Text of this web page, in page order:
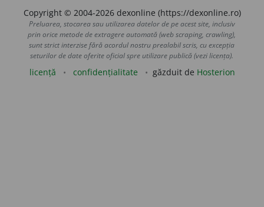
Copyright © 2004-2026 dexonline (https://dexonline.ro)
Preluarea, stocarea sau utilizarea datelor de pe acest site, inclusiv
prin orice metode de extragere automată (web scraping, crawling),
sunt strict interzise fără acordul nostru prealabil scris, cu excepția
seturilor de date oferite oficial spre utilizare publică (vezi licența).
licență confidențialitate găzduit de Hosterion